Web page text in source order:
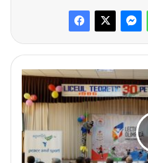
L
e
c
ţ
i
e